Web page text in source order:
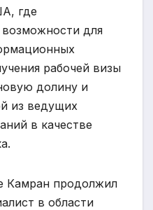
где
для
рабочей визы
долину и
из ведущих
в качестве
Камран продолжил
в области